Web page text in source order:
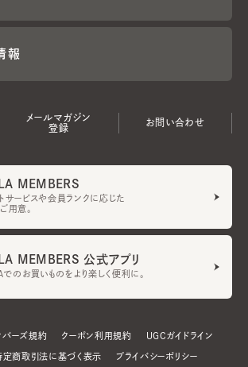
報
メールマガジン
登録
お問い合わせ
MEMBERS
サービスや会員ランクに応じた
用意。
MEMBERS 公式アプリ
のお買いものをより楽しく便利に。
バーズ規約 クーポン利用規約 UGCガイドライン
定商取引法に基づく表示 プライバシーポリシー